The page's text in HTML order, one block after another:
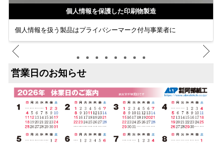
個人情報を保護した印刷物製造
個人情報を扱う製品はプライバシーマーク付与事業者に
営業日のお知らせ